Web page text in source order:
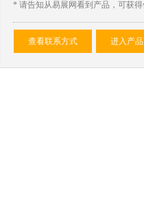
* 请告知从易展网看到产品，可获
查看联系方式 进入产